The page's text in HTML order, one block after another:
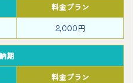
料金プラン
2,000円
納期
料金プラン